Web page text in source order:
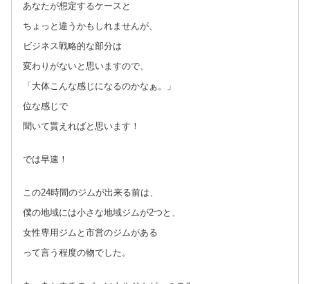
あなたが想定するケースと
ちょっと違うかもしれませんが、
ビジネス戦略的な部分は
変わりがないと思いますので、
「大体こんな感じになるのかなぁ。」
位な感じで
聞いて貰えればと思います！
では早速！
この24時間のジムが出来る前は、
僕の地域には小さな地域ジムが2つと、
女性専用ジムと市営のジムがある
って言う程度の物でした。